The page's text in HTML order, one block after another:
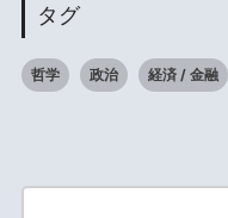
タグ
哲学 政治 経済 / 金融